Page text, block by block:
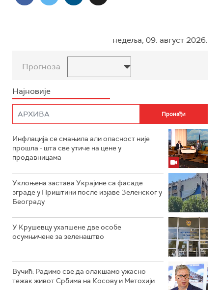
недеља, 09. август 2026.
Прогноза
Најновије
Инфлација се смањила али опасност није
прошла - шта све утиче на цене у
продавницама
Уклоњена застава Украјине са фасаде
зграде у Приштини после изјаве Зеленског у
Београду
У Крушевцу ухапшене две особе
осумњичене за зеленаштво
Вучић: Радимо све да олакшамо ужасно
тежак живот Србима на Косову и Метохији